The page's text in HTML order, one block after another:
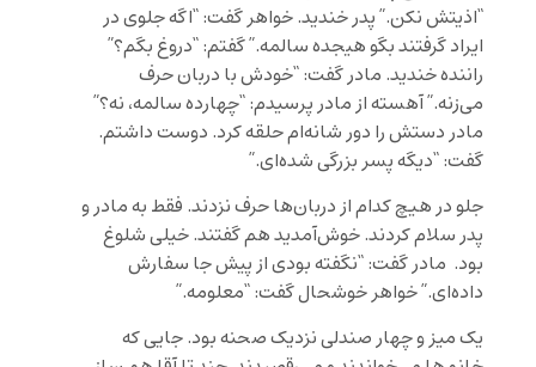
“اذیتش نکن.” پدر خندید. خواهر گفت: “اگه جلوی در
ایراد گرفتند بگو هیجده سالمه.” گفتم: “دروغ بگم؟”
راننده خندید. مادر گفت: “خودش با دربان حرف
می‌زنه.” آهسته از مادر پرسیدم: “چهارده سالمه، نه؟”
مادر دستش را دور شانه‌ام حلقه کرد. دوست داشتم.
گفت: “دیگه پسر بزرگی شده‌ای.”
جلو در هیچ کدام از دربان‌ها حرف نزدند. فقط به مادر و
پدر سلام کردند. خوش‌آمدید هم گفتند. خیلی شلوغ
بود. مادر گفت: “نگفته بودی از پیش جا سفارش
داده‌ای.” خواهر خوشحال گفت: “معلومه.”
یک میز و چهار صندلی نزدیک صحنه بود. جایی که